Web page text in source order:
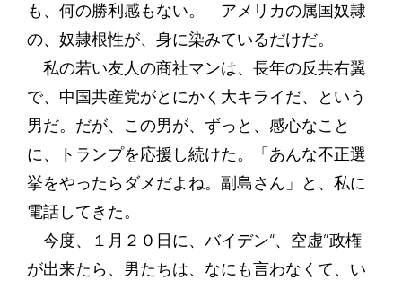
も、何の勝利感もない。 アメリカの属国奴隷
の、奴隷根性が、身に染みているだけだ。
私の若い友人の商社マンは、長年の反共右翼
で、中国共産党がとにかく大キライだ、という
男だ。だが、この男が、ずっと、感心なこと
に、トランプを応援し続けた。「あんな不正選
挙をやったらダメだよね。副島さん」と、私に
電話してきた。
今度、１月２０日に、バイデン“、空虚”政権
が出来たら、男たちは、なにも言わなくて、い